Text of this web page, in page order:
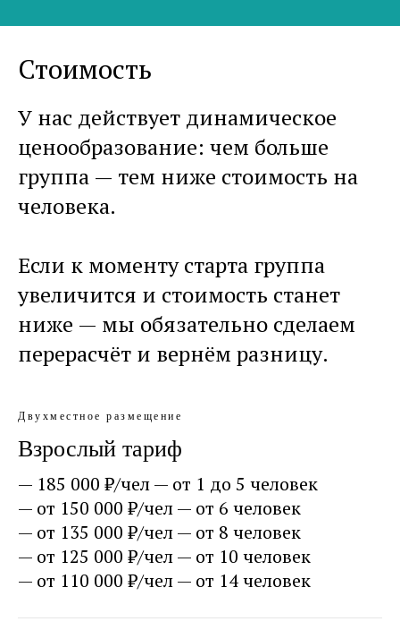
Стоимость
У нас действует динамическое
ценообразование: чем больше
группа — тем ниже стоимость на
человека.
Если к моменту старта группа
увеличится и стоимость станет
ниже — мы обязательно сделаем
перерасчёт и вернём разницу.
Двухместное размещение
Взрослый тариф
— 185 000 ₽/чел — от 1 до 5 человек
— от 150 000 ₽/чел — от 6 человек
— от 135 000 ₽/чел — от 8 человек
— от 125 000 ₽/чел — от 10 человек
— от 110 000 ₽/чел — от 14 человек